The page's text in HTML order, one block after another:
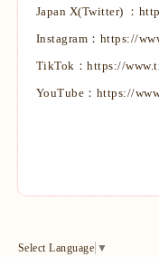
Japan X(Twitter) ：
Instagram： https://
TikTok：https://
YouTube： https://
Select Language ▼